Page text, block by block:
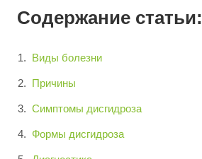
Содержание статьи:
Виды болезни
Причины
Симптомы дисгидроза
Формы дисгидроза